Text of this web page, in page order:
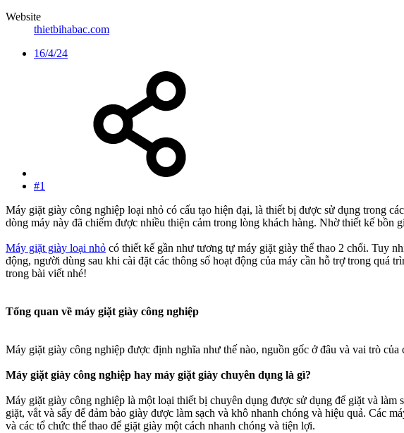
Website
thietbihabac.com
16/4/24
#1
Máy giặt giày công nghiệp loại nhỏ có cấu tạo hiện đại, là thiết bị được sử dụng trong
dòng máy này đã chiếm được nhiều thiện cảm trong lòng khách hàng. Nhờ thiết kế
Máy giặt giày loại nhỏ có thiết kế gần như tương tự máy giặt giày thể thao 2 chổi. Tuy
động, người dùng sau khi cài đặt các thông số hoạt động của máy cần hỗ trợ trong quá
trong bài viết nhé!
Tổng quan về máy giặt giày công nghiệp
Máy giặt giày công nghiệp được định nghĩa như thế nào, nguồn gốc ở đâu và vai trò
Máy giặt giày công nghiệp hay máy giặt giày chuyên dụng là gì?
Máy giặt giày công nghiệp là một loại thiết bị chuyên dụng được sử dụng để giặt và
giặt, vắt và sấy để đảm bảo giày được làm sạch và khô nhanh chóng và hiệu quả. Các
và các tổ chức thể thao để giặt giày một cách nhanh chóng và tiện lợi.